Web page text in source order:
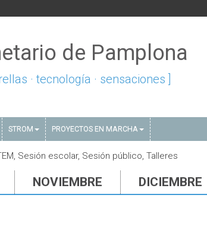
de Pamplona
· tecnología · sensaciones ]
STROM PROYECTOS EN MARCHA
Sesión escolar, Sesión público, Talleres
NOVIEMBRE DICIEMBRE